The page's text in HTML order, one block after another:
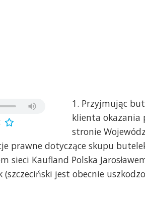
1. Przyjmując
klienta okazania
stronie
prawne dotyczące skupu
sieci Kaufland Polska
jest obecnie